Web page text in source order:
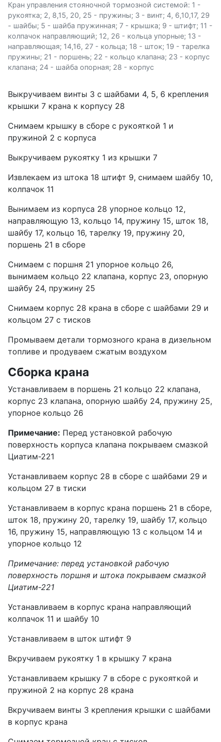
Кран управления стояночной тормозной системой: 1 -
рукоятка; 2, 8,15, 20, 25 - пружины; 3 - винт; 4, 6,10,17, 29
- шайбы; 5 - шайба пружинная; 7 - крышка; 9 - штифт; 11 -
колпачок направляющий; 12, 26 - кольца упорные; 13 -
направляющая; 14,16, 27 - кольца; 18 - шток; 19 - тарелка
пружины; 21 - поршень; 22 - кольцо клапана; 23 - корпус
клапана; 24 - шайба опорная; 28 - корпус
Выкручиваем винты 3 с шайбами 4, 5, 6 крепления
крышки 7 крана к корпусу 28
Снимаем крышку в сборе с рукояткой 1 и
пружиной 2 с корпуса
Выкручиваем рукоятку 1 из крышки 7
Извлекаем из штока 18 штифт 9, снимаем шайбу 10,
колпачок 11
Вынимаем из корпуса 28 упорное кольцо 12,
направляющую 13, кольцо 14, пружину 15, шток 18,
шайбу 17, кольцо 16, тарелку 19, пружину 20,
поршень 21 в сборе
Снимаем с поршня 21 упорное кольцо 26,
вынимаем кольцо 22 клапана, корпус 23, опорную
шайбу 24, пружину 25
Снимаем корпус 28 крана в сборе с шайбами 29 и
кольцом 27 с тисков
Промываем детали тормозного крана в дизельном
топливе и продуваем сжатым воздухом
Сборка крана
Устанавливаем в поршень 21 кольцо 22 клапана,
корпус 23 клапана, опорную шайбу 24, пружину 25,
упорное кольцо 26
Примечание: Перед установкой рабочую
поверхность корпуса клапана покрываем смазкой
Циатим-221
Устанавливаем корпус 28 в сборе с шайбами 29 и
кольцом 27 в тиски
Устанавливаем в корпус крана поршень 21 в сборе,
шток 18, пружину 20, тарелку 19, шайбу 17, кольцо
16, пружину 15, направляющую 13 с кольцом 14 и
упорное кольцо 12
Примечание: перед установкой рабочую
поверхность поршня и штока покрываем смазкой
Циатим-221
Устанавливаем в корпус крана направляющий
колпачок 11 и шайбу 10
Устанавливаем в шток штифт 9
Вкручиваем рукоятку 1 в крышку 7 крана
Устанавливаем крышку 7 в сборе с рукояткой и
пружиной 2 на корпус 28 крана
Вкручиваем винты 3 крепления крышки с шайбами
в корпус крана